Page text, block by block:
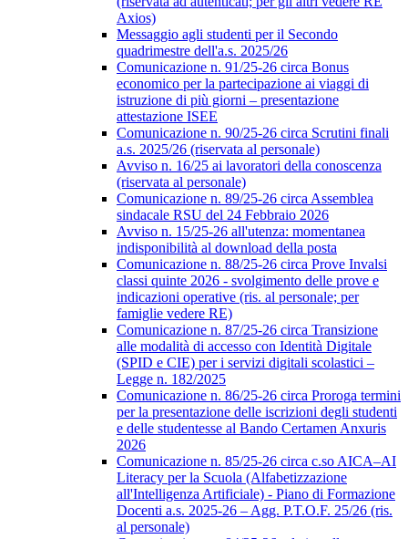
Axios)
Messaggio agli studenti per il Secondo
quadrimestre dell'a.s. 2025/26
Comunicazione n. 91/25-26 circa Bonus
economico per la partecipazione ai viaggi di
istruzione di più giorni – presentazione
attestazione ISEE
Comunicazione n. 90/25-26 circa Scrutini finali
a.s. 2025/26 (riservata al personale)
Avviso n. 16/25 ai lavoratori della conoscenza
(riservata al personale)
Comunicazione n. 89/25-26 circa Assemblea
sindacale RSU del 24 Febbraio 2026
Avviso n. 15/25-26 all'utenza: momentanea
indisponibilità al download della posta
Comunicazione n. 88/25-26 circa Prove Invalsi
classi quinte 2026 - svolgimento delle prove e
indicazioni operative (ris. al personale; per
famiglie vedere RE)
Comunicazione n. 87/25-26 circa Transizione
alle modalità di accesso con Identità Digitale
(SPID e CIE) per i servizi digitali scolastici –
Legge n. 182/2025
Comunicazione n. 86/25-26 circa Proroga termini
per la presentazione delle iscrizioni degli studenti
e delle studentesse al Bando Certamen Anxuris
2026
Comunicazione n. 85/25-26 circa c.so AICA–AI
Literacy per la Scuola (Alfabetizzazione
all'Intelligenza Artificiale) - Piano di Formazione
Docenti a.s. 2025-26 – Agg. P.T.O.F. 25/26 (ris.
al personale)